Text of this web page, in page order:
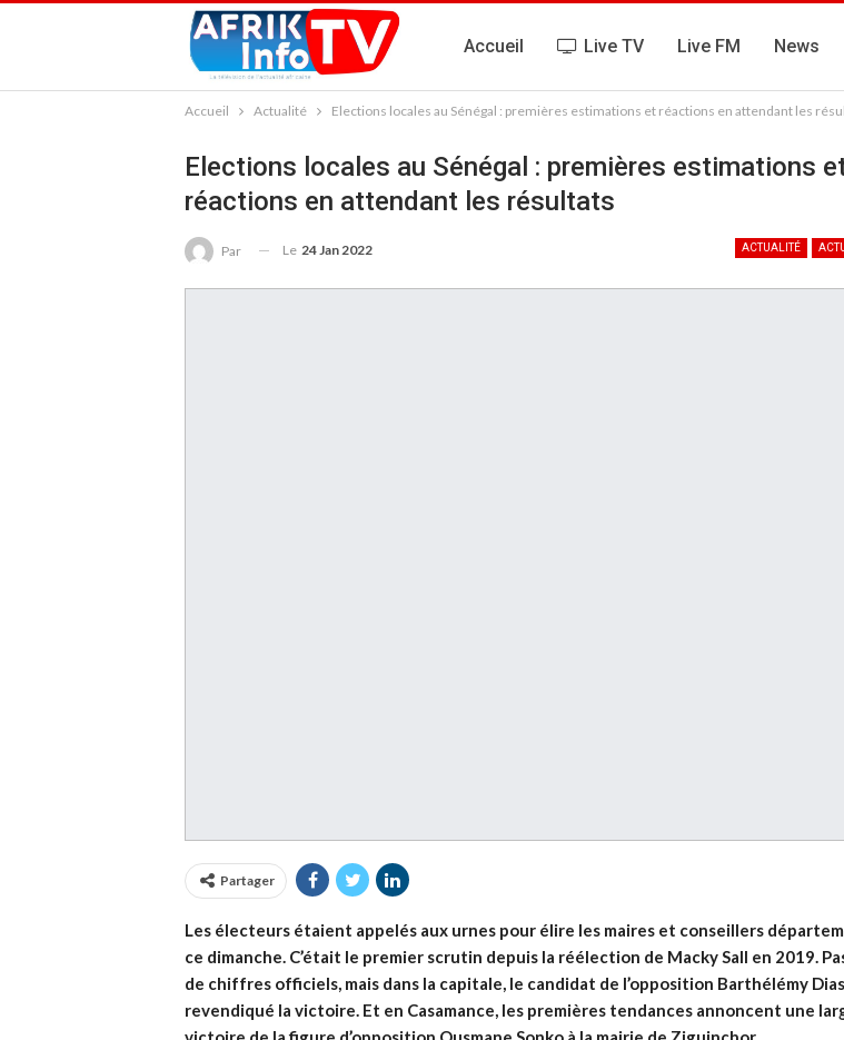
Accueil Live TV Live FM News
Accueil Actualité Elections locales au Sénégal : premières estimations et réactions en attendant les
Elections locales au Sénégal : premières estimations
réactions en attendant les résultats
ACTUALITÉ
Par Le 24 Jan 2022
Partager
Les électeurs étaient appelés aux urnes pour élire les maires et conseillers
ce dimanche. C’était le premier scrutin depuis la réélection de Macky Sall en 2019.
de chiffres officiels, mais dans la capitale, le candidat de l’opposition Barthélémy
revendiqué la victoire. Et en Casamance, les premières tendances annoncent une